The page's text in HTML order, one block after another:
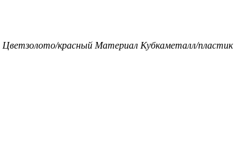
Цветзолото/красный Материал Кубкаметалл/пластик